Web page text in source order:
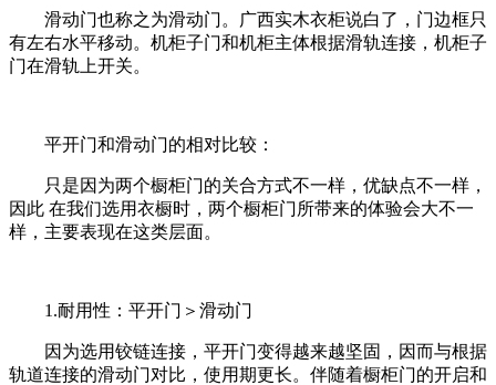
滑动门也称之为滑动门。广西实木衣柜说白了，门边框只
有左右水平移动。机柜子门和机柜主体根据滑轨连接，机柜子
门在滑轨上开关。
平开门和滑动门的相对比较：
只是因为两个橱柜门的关合方式不一样，优缺点不一样，
因此 在我们选用衣橱时，两个橱柜门所带来的体验会大不一
样，主要表现在这类层面。
1.耐用性：平开门＞滑动门
因为选用铰链连接，平开门变得越来越坚固，因而与根据
轨道连接的滑动门对比，使用期更长。伴随着橱柜门的开启和